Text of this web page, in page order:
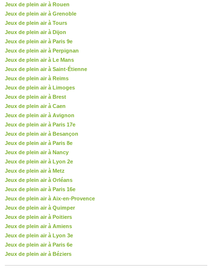
Jeux de plein air à Rouen
Jeux de plein air à Grenoble
Jeux de plein air à Tours
Jeux de plein air à Dijon
Jeux de plein air à Paris 9e
Jeux de plein air à Perpignan
Jeux de plein air à Le Mans
Jeux de plein air à Saint-Étienne
Jeux de plein air à Reims
Jeux de plein air à Limoges
Jeux de plein air à Brest
Jeux de plein air à Caen
Jeux de plein air à Avignon
Jeux de plein air à Paris 17e
Jeux de plein air à Besançon
Jeux de plein air à Paris 8e
Jeux de plein air à Nancy
Jeux de plein air à Lyon 2e
Jeux de plein air à Metz
Jeux de plein air à Orléans
Jeux de plein air à Paris 16e
Jeux de plein air à Aix-en-Provence
Jeux de plein air à Quimper
Jeux de plein air à Poitiers
Jeux de plein air à Amiens
Jeux de plein air à Lyon 3e
Jeux de plein air à Paris 6e
Jeux de plein air à Béziers